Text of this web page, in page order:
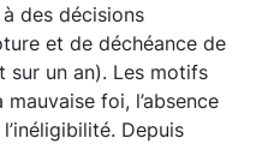
des décisions
et de déchéance de
sur un an). Les motifs
foi, l’absence
Depuis